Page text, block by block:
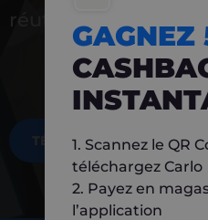
réutiliser
TÉLÉCHARGEZ
GAGNEZ
1. Scannez le QR
téléchargez Carlo
2. Payez en
l’application